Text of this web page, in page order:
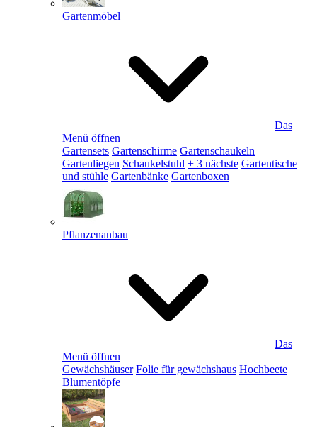
Gartenmöbel
Das
Menü öffnen
Gartensets Gartenschirme Gartenschaukeln
Gartenliegen Schaukelstuhl + 3 nächste Gartentische
und stühle Gartenbänke Gartenboxen
Pflanzenanbau
Das
Menü öffnen
Gewächshäuser Folie für gewächshaus Hochbeete
Blumentöpfe